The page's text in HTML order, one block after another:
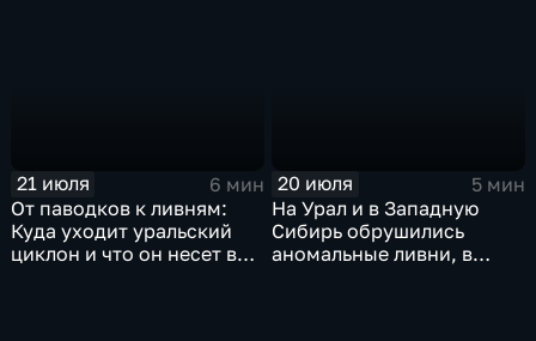
21 июля
6 мин
От паводков к ливням:
Куда уходит уральский
циклон и что он несет в
20 июля
5 мин
На Урал и в Западную
Сибирь обрушились
аномальные ливни, в